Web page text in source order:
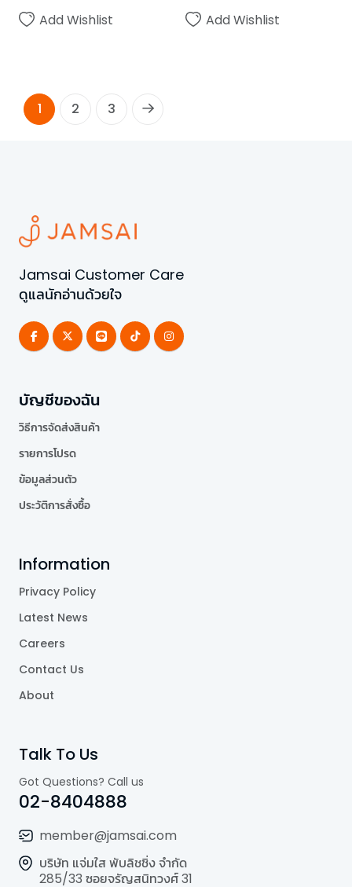
Add Wishlist Add Wishlist
1 2 3
Jamsai Customer Care
ดูแลนักอ่านด้วยใจ
บัญชีของฉัน
วิธีการจัดส่งสินค้า
รายการโปรด
ข้อมูลส่วนตัว
ประวัติการสั่งซื้อ
Information
Privacy Policy
Latest News
Careers
Contact Us
About
Talk To Us
Got Questions? Call us
02-8404888
member@jamsai.com
บริษัท แจ่มใส พับลิชชิ่ง จำกัด
285/33 ซอยจรัญสนิทวงศ์ 31